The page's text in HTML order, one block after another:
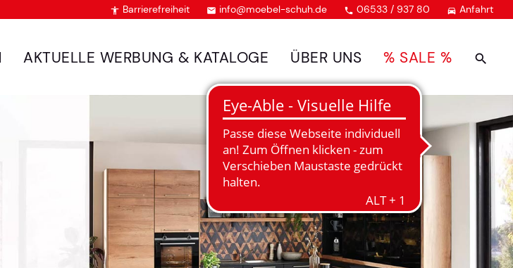
 Barrierefreiheit  info@moebel-schuh.de  06533 / 937 80  Anfahrt
AKTUELLE WERBUNG & KATALOGE ÜBER UNS % SALE %